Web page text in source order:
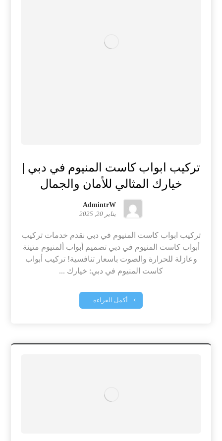
تركيب ابواب كاست المنيوم في دبي |
خيارك المثالي للأمان والجمال
AdmintrW
يناير 20, 2025
تركيب ابواب كاست المنيوم في دبي نقدم خدمات تركيب
أبواب كاست المنيوم في دبي تصميم أبواب ألمنيوم متينة
وعازلة للحرارة والصوت باسعار تنافسية! تركيب أبواب
كاست المنيوم في دبي: خيارك ...
أكمل القراءة ...